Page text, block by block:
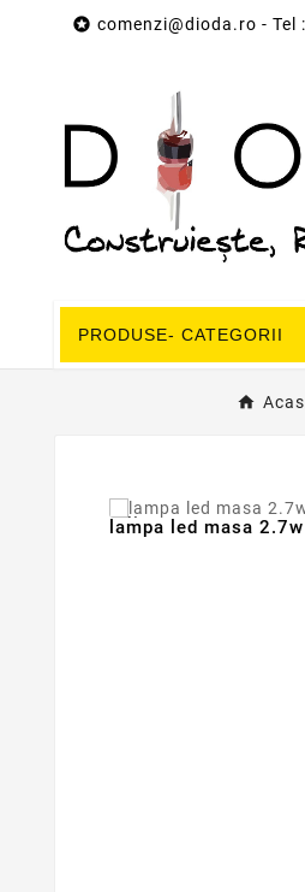
 comenzi@dioda.ro - Tel
PRODUSE- CATEGORII
Nou
lampa led masa